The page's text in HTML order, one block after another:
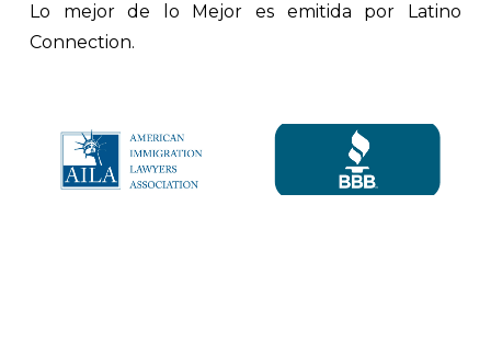
Lo mejor de lo Mejor es emitida por Latino
Connection.